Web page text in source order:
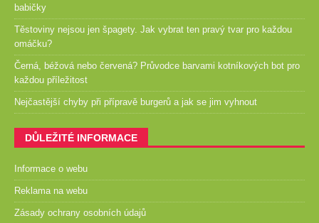
babičky
Těstoviny nejsou jen špagety. Jak vybrat ten pravý tvar pro každou
omáčku?
Černá, béžová nebo červená? Průvodce barvami kotníkových bot pro
každou příležitost
Nejčastější chyby při přípravě burgerů a jak se jim vyhnout
DŮLEŽITÉ INFORMACE
Informace o webu
Reklama na webu
Zásady ochrany osobních údajů